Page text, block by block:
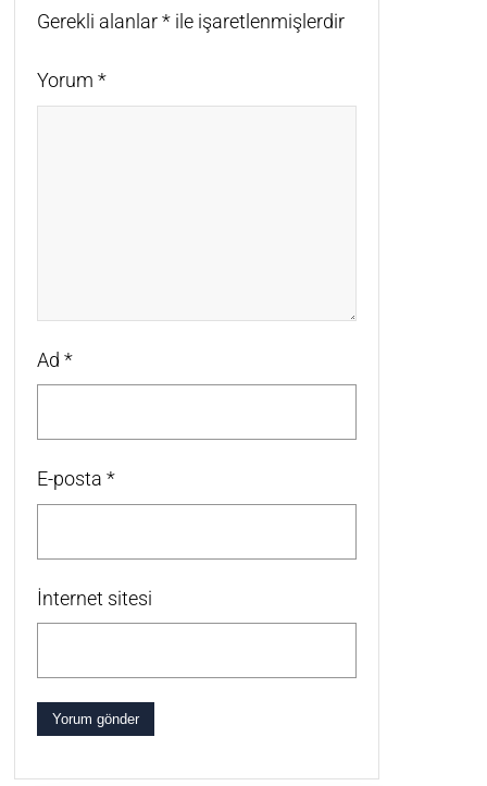
Gerekli alanlar* ile işaretlenmişlerdir
Yorum *
Ad *
E-posta *
İnternet sitesi